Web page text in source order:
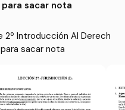
ración Pública (US)
sacar nota
Introducción Al Derech
sacar nota